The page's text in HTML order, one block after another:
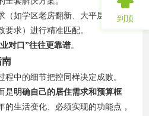
（如学区老房翻新、大平层设计、
求）进行精准匹配。
对口”往往更靠谱。
中的细节把控同样决定成败。
是明确自己的居住需求和预算框
的生活变化、必须实现的功能点，
到顶